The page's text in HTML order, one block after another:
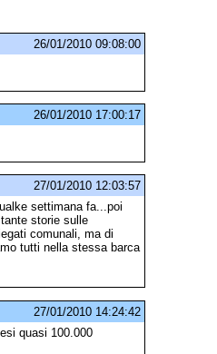
26/01/2010 09:08:00
26/01/2010 17:00:17
27/01/2010 12:03:57
settimana fa...poi
storie sulle
comunali, ma di
tutti nella stessa barca
27/01/2010 14:24:42
quasi 100.000